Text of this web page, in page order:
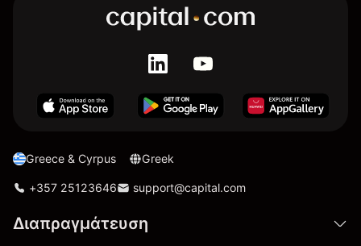
Greece & Cyrpus Greek
+357 25123646 support@capital.com
Διαπραγμάτευση